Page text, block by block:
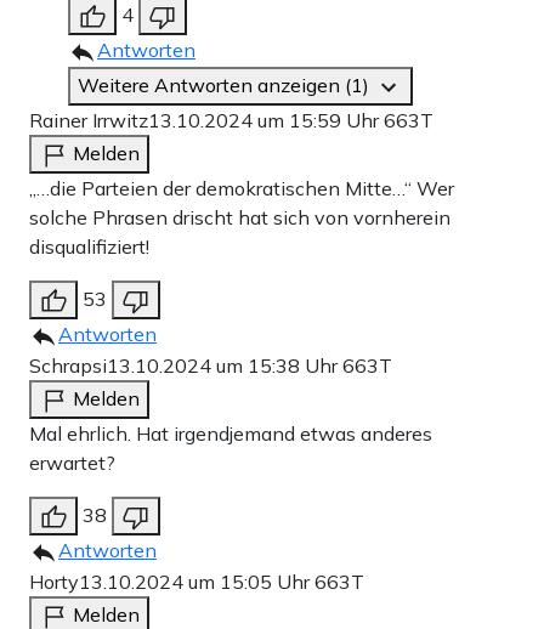
4
Antworten
Weitere Antworten anzeigen (1)
Rainer Irrwitz13.10.2024 um 15:59 Uhr663T
Melden
„…die Parteien der demokratischen Mitte…“ Wer
solche Phrasen drischt hat sich von vornherein
disqualifiziert!
53
Antworten
Schrapsi13.10.2024 um 15:38 Uhr663T
Melden
Mal ehrlich. Hat irgendjemand etwas anderes
erwartet?
38
Antworten
Horty13.10.2024 um 15:05 Uhr663T
Melden